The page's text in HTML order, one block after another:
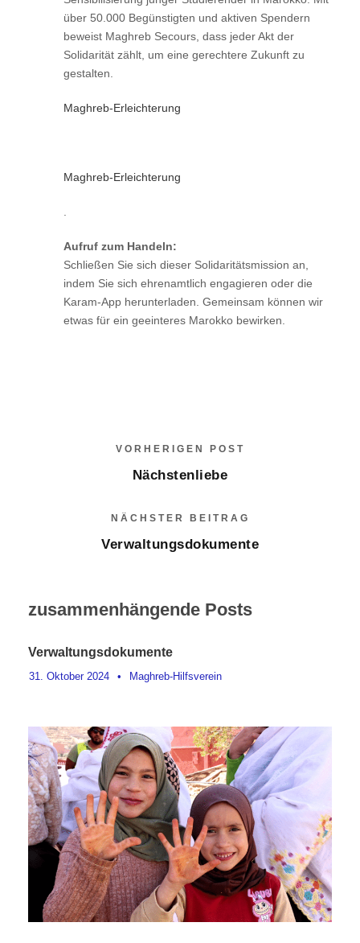
über 50.000 Begünstigten und aktiven Spendern
beweist Maghreb Secours, dass jeder Akt der
Solidarität zählt, um eine gerechtere Zukunft zu
gestalten.
Maghreb-Erleichterung
Maghreb-Erleichterung
Aufruf zum Handeln:
Schließen Sie sich dieser Solidaritätsmission an,
indem Sie sich ehrenamtlich engagieren oder die
Karam-App herunterladen. Gemeinsam können wir
etwas für ein geeinteres Marokko bewirken.
VORHERIGEN POST
Nächstenliebe
NÄCHSTER BEITRAG
Verwaltungsdokumente
zusammenhängende Posts
Verwaltungsdokumente
31. Oktober 2024 • Maghreb-Hilfsverein